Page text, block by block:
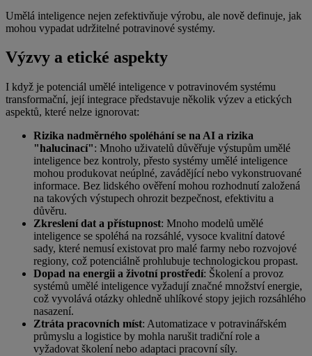
Umělá inteligence nejen zefektivňuje výrobu, ale nově definuje, jak
mohou vypadat udržitelné potravinové systémy.
Výzvy a etické aspekty
I když je potenciál umělé inteligence v potravinovém systému
transformační, její integrace představuje několik výzev a etických
aspektů, které nelze ignorovat:
Rizika nadměrného spoléhání se na AI a rizika
"halucinací": Mnoho uživatelů důvěřuje výstupům umělé
inteligence bez kontroly, přesto systémy umělé inteligence
mohou produkovat neúplné, zavádějící nebo vykonstruované
informace. Bez lidského ověření mohou rozhodnutí založená
na takových výstupech ohrozit bezpečnost, efektivitu a
důvěru.
Zkreslení dat a přístupnost: Mnoho modelů umělé
inteligence se spoléhá na rozsáhlé, vysoce kvalitní datové
sady, které nemusí existovat pro malé farmy nebo rozvojové
regiony, což potenciálně prohlubuje technologickou propast.
Dopad na energii a životní prostředí: Školení a provoz
systémů umělé inteligence vyžadují značné množství energie,
což vyvolává otázky ohledně uhlíkové stopy jejich rozsáhlého
nasazení.
Ztráta pracovních míst: Automatizace v potravinářském
průmyslu a logistice by mohla narušit tradiční role a
vyžadovat školení nebo adaptaci pracovní síly.